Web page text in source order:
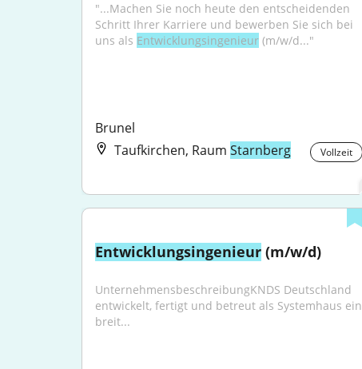
"...Machen Sie noch heute den entscheidenden
Schritt Ihrer Karriere und bewerben Sie sich bei
uns als Entwicklungsingenieur (m/w/d..."
Brunel
Taufkirchen, Raum Starnberg Vollzeit
Entwicklungsingenieur (m/w/d)
UnternehmensbeschreibungKNDS Deutschland
entwickelt, fertigt und betreut als Systemhaus ein
breit...